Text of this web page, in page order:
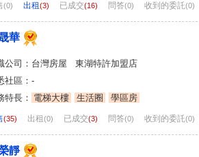
(0) 出租(3) 已成交(16) 問答(0) 收到的委託(0)
華
公司：台灣房屋 東湖特許加盟店
社區：-
特長： 電梯大樓 生活圈 學區房
(35) 出租 (0) 已成交(3) 問答(0) 收到的委託(0)
靜